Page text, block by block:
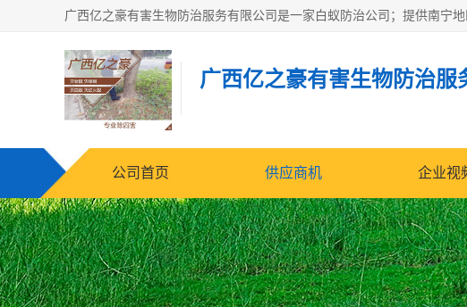
广西亿之豪有害生物防治服
公司首页 供应商机 企业视